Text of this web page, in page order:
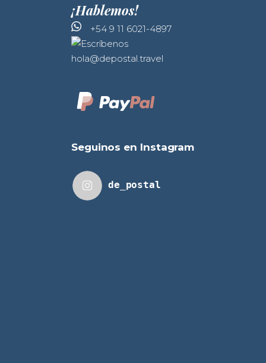
¡Hablemos!
+54 9 11 6021-4897
hola@depostal.travel
Seguinos en Instagram
de_postal